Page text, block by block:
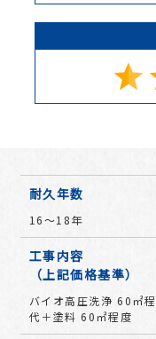
耐久年数
16〜18年
工事内容
（上記価格基準）
バイオ高圧洗浄 60㎡
代＋塗料 60㎡程度